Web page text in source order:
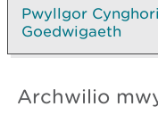
Pwyllgor
Goedwigaeth
Archwilio